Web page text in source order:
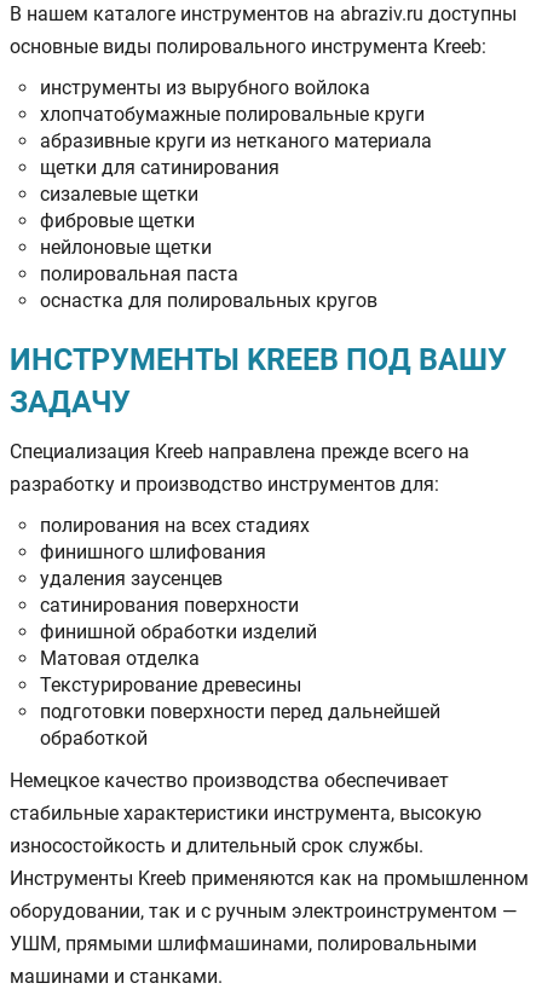
В нашем каталоге инструментов на abraziv.ru доступны
основные виды полировального инструмента Kreeb:
инструменты из вырубного войлока
хлопчатобумажные полировальные круги
абразивные круги из нетканого материала
щетки для сатинирования
сизалевые щетки
фибровые щетки
нейлоновые щетки
полировальная паста
оснастка для полировальных кругов
ИНСТРУМЕНТЫ KREEB ПОД ВАШУ
ЗАДАЧУ
Специализация Kreeb направлена прежде всего на
разработку и производство инструментов для:
полирования на всех стадиях
финишного шлифования
удаления заусенцев
сатинирования поверхности
финишной обработки изделий
Матовая отделка
Текстурирование древесины
подготовки поверхности перед дальнейшей
обработкой
Немецкое качество производства обеспечивает
стабильные характеристики инструмента, высокую
износостойкость и длительный срок службы.
Инструменты Kreeb применяются как на промышленном
оборудовании, так и с ручным электроинструментом —
УШМ, прямыми шлифмашинами, полировальными
машинами и станками.